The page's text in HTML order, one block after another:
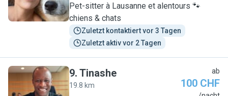
Pet-sitter à Lausanne et alentours 🐾
chiens & chats
Zuletzt kontaktiert vor 3 Tagen
Zuletzt aktiv vor 2 Tagen
9. Tinashe
19.8 km
ab
100 CHF